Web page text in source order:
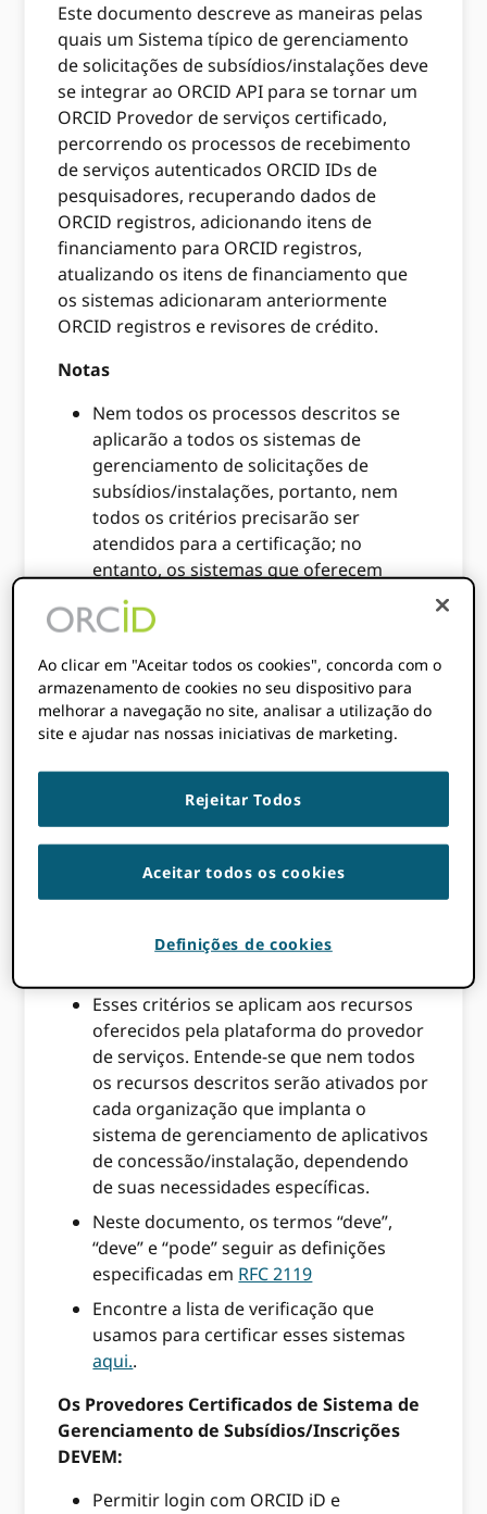
Este documento descreve as maneiras pelas
quais um Sistema típico de gerenciamento
de solicitações de subsídios/instalações deve
se integrar ao ORCID API para se tornar um
ORCID Provedor de serviços certificado,
percorrendo os processos de recebimento
de serviços autenticados ORCID IDs de
pesquisadores, recuperando dados de
ORCID registros, adicionando itens de
financiamento para ORCID registros,
atualizando os itens de financiamento que
os sistemas adicionaram anteriormente
ORCID registros e revisores de crédito.
Notas
Nem todos os processos descritos se
aplicarão a todos os sistemas de
gerenciamento de solicitações de
subsídios/instalações, portanto, nem
todos os critérios precisarão ser
atendidos para a certificação; no
entanto, os sistemas que oferecem
suporte a um determinado processo
devem atender aos critérios para serem
Esses critérios são baseados em extensa
análise realizada nas melhores práticas
do setor para fluxos de trabalho usados ​​
serviços acadêmicos, seguidos de
revisão pública e contribuições do
ORCID comunidade. Para obter o
melhor valor possível de um ORCID
apenas aqueles que devem ser
Esses critérios se aplicam aos recursos
oferecidos pela plataforma do provedor
de serviços. Entende-se que nem todos
os recursos descritos serão ativados por
cada organização que implanta o
sistema de gerenciamento de aplicativos
de concessão/instalação, dependendo
de suas necessidades específicas.
Neste documento, os termos “deve”,
“deve” e “pode” seguir as definições
especificadas em RFC 2119
Encontre a lista de verificação que
usamos para certificar esses sistemas
aqui..
Os Provedores Certificados de Sistema de
Gerenciamento de Subsídios/Inscrições
DEVEM:
Permitir login com ORCID iD e
Ao clicar em "Aceitar todos os cookies", concorda com o
armazenamento de cookies no seu dispositivo para
melhorar a navegação no site, analisar a utilização do
site e ajudar nas nossas iniciativas de marketing.
Rejeitar Todos
Aceitar todos os cookies
Definições de cookies